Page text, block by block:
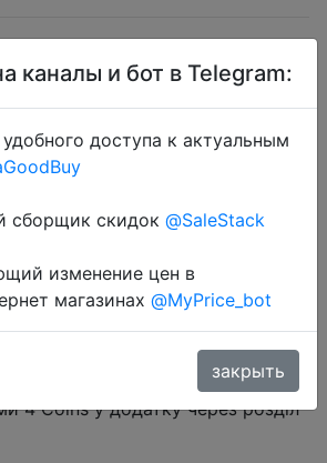
$4.96
Coins
в магазин
4 Coins у додатку через розділ
каналы и бот в Telegram:
доступа к актуальным
сборщик скидок @SaleStack
изменение цен в
магазинах @MyPrice_bot
закрыть